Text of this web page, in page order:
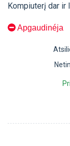
Kompiuterį dar ir
Apgaudinéja